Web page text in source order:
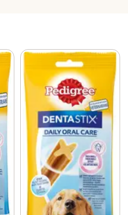
för ett bra liv! Pedigree®
Minskar
upp till 80% – vid dagligt
är svåra att komma åt Främjar